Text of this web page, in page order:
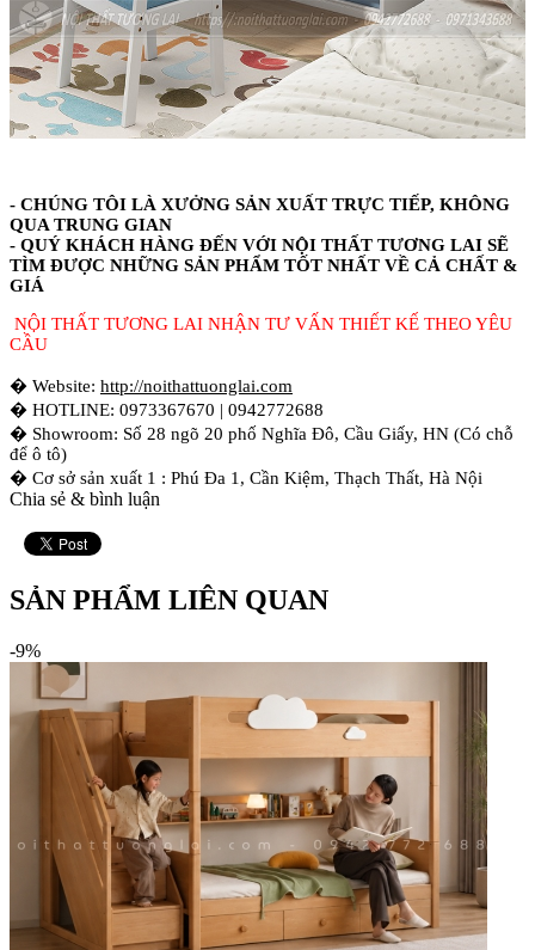
- CHÚNG TÔI LÀ XƯỞNG SẢN XUẤT TRỰC TIẾP, KHÔNG
QUA TRUNG GIAN
- QUÝ KHÁCH HÀNG ĐẾN VỚI NỘI THẤT TƯƠNG LAI SẼ
TÌM ĐƯỢC NHỮNG SẢN PHẨM TỐT NHẤT VỀ CẢ CHẤT &
GIÁ
NỘI THẤT TƯƠNG LAI NHẬN TƯ VẤN THIẾT KẾ THEO YÊU
CẦU
� Website: http://noithattuonglai.com
� HOTLINE: 0973367670 | 0942772688
� Showroom: Số 28 ngõ 20 phố Nghĩa Đô, Cầu Giấy, HN (Có chỗ
để ô tô)
� Cơ sở sản xuất 1 : Phú Đa 1, Cần Kiệm, Thạch Thất, Hà Nội
Chia sẻ & bình luận
SẢN PHẨM LIÊN QUAN
-9%